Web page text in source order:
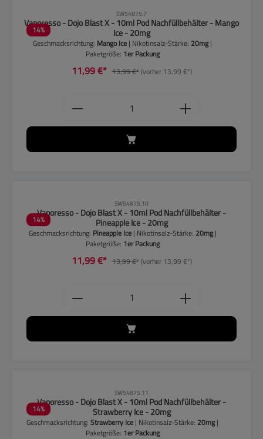
14%
SW54875.7
Vaporesso - Dojo Blast X - 10ml Pod Nachfüllbehälter - Mango
Ice - 20mg
Geschmacksrichtung: Mango Ice | Nikotinsalz-Stärke: 20mg|
Paketgröße: 1er Packung
11,99 €* 13,99 €*(vorher 13,99 €*)
Produkt Anzahl: Gib den
14%
SW54875.10
Vaporesso - Dojo Blast X - 10ml Pod Nachfüllbehälter -
Pineapple Ice - 20mg
Geschmacksrichtung: Pineapple Ice | Nikotinsalz-Stärke: 20mg|
Paketgröße: 1er Packung
11,99 €* 13,99 €*(vorher 13,99 €*)
Produkt Anzahl: Gib den
14%
SW54875.11
Vaporesso - Dojo Blast X - 10ml Pod Nachfüllbehälter -
Strawberry Ice - 20mg
Geschmacksrichtung:Strawberry Ice | Nikotinsalz-Stärke: 20mg|
Paketgröße: 1er Packung